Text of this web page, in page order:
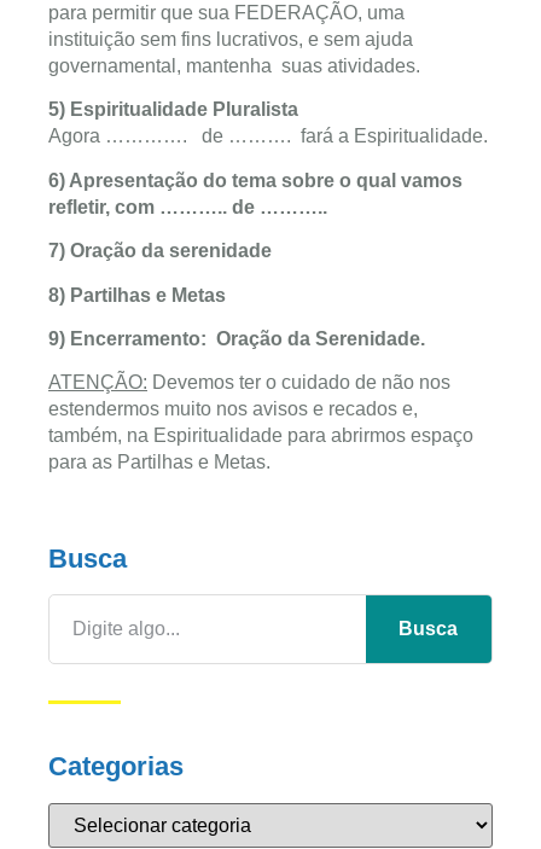
para permitir que sua FEDERAÇÃO, uma
instituição sem fins lucrativos, e sem ajuda
governamental, mantenha suas atividades.
5) Espiritualidade Pluralista
Agora …………. de ………. fará a Espiritualidade.
6) Apresentação do tema sobre o qual vamos
refletir, com ……….. de ………..
7) Oração da serenidade
8) Partilhas e Metas
9) Encerramento: Oração da Serenidade.
ATENÇÃO: Devemos ter o cuidado de não nos
estendermos muito nos avisos e recados e,
também, na Espiritualidade para abrirmos espaço
para as Partilhas e Metas.
Busca
Busca
Categorias